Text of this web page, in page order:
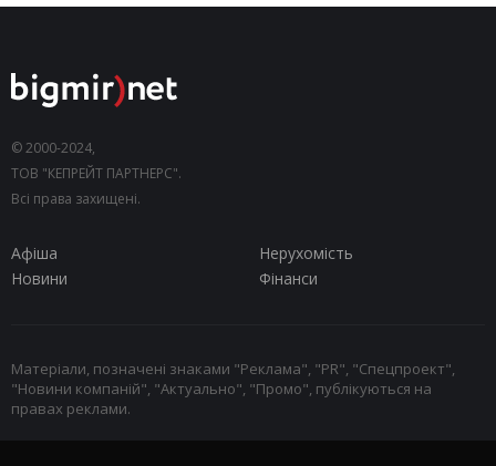
© 2000-2024,
ТОВ "КЕПРЕЙТ ПАРТНЕРС".
Всі права захищені.
Афіша
Нерухомість
Новини
Фінанси
Матеріали, позначені знаками "Реклама", "PR", "Спецпроект",
"Новини компаній", "Актуально", "Промо", публікуються на
правах реклами.